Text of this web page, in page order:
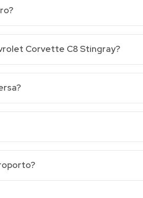
Corvette C8 Stingray?